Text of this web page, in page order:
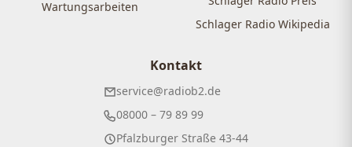
Wartungsarbeiten
Schlager Radio Wikipedia
Kontakt
service@radiob2.de
08000 – 79 89 99
Pfalzburger Straße 43-44